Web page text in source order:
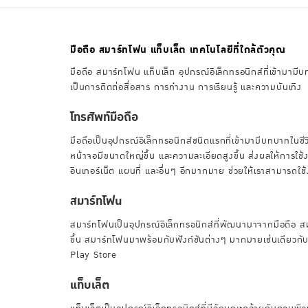
มือถือ สมาร์ทโฟน แท็บเล็ต เทคโนโลยีที่ใกล้ตัวคุณ
มือถือ สมาร์ทโฟน แท็บเล็ต อุปกรณ์อิเล็กทรอนิกส์ที่เข้ามามีบท
เป็นการติดต่อสื่อสาร การทำงาน การเรียนรู้ และความบันเทิง
โทรศัพท์มือถือ
มือถือเป็นอุปกรณ์อิเล็กทรอนิกส์ชนิดแรกที่เข้ามามีบทบาทใน
หน้าจอมีขนาดใหญ่ขึ้น และความละเอียดสูงขึ้น ส่งผลให้การ
อินเทอร์เน็ต แผนที่ และอื่นๆ อีกมากมาย ช่วยให้เราสามารถใ
สมาร์ทโฟน
สมาร์ทโฟนเป็นอุปกรณ์อิเล็กทรอนิกส์ที่พัฒนามาจากมือถือ สม
ขึ้น สมาร์ทโฟนมาพร้อมกับฟังก์ชันต่างๆ มากมายเช่นเดียว
Play Store
แท็บเล็ต